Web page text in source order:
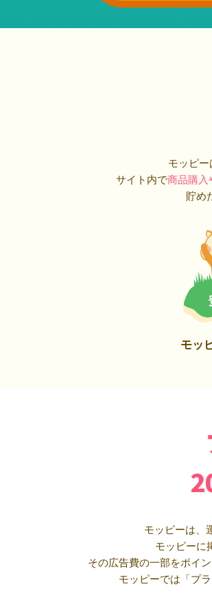
モッピ
サイト内で商品購入
貯め
モッ
モッピーは、
モッピーに
その広告費の一部をポイ
モッピーでは「プ